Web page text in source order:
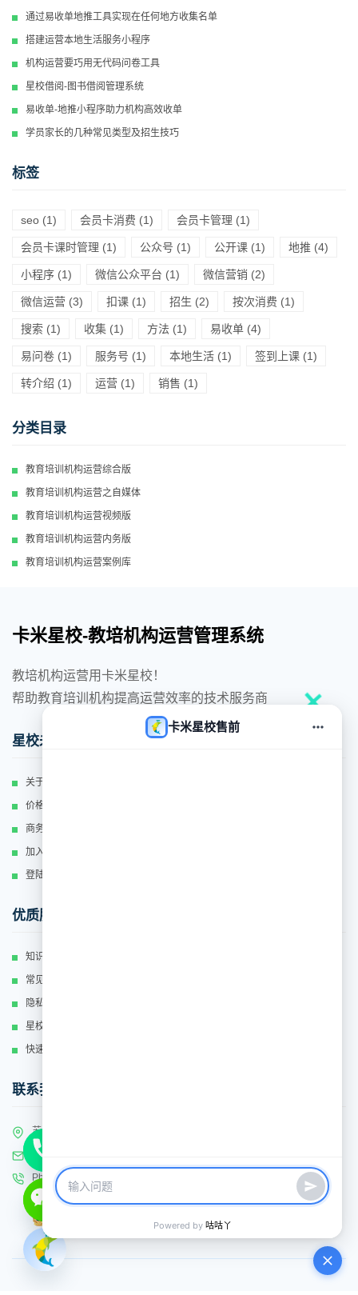
通过易收单地推工具实现在任何地方收集名单
搭建运营本地生活服务小程序
机构运营要巧用无代码问卷工具
星校借阅-图书借阅管理系统
易收单-地推小程序助力机构高效收单
学员家长的几种常见类型及招生技巧
标签
seo (1) 会员卡消费 (1) 会员卡管理 (1)
会员卡课时管理 (1) 公众号 (1) 公开课 (1) 地推 (4)
小程序 (1) 微信公众平台 (1) 微信营销 (2)
微信运营 (3) 扣课 (1) 招生 (2) 按次消费 (1)
搜索 (1) 收集 (1) 方法 (1) 易收单 (4)
易问卷 (1) 服务号 (1) 本地生活 (1) 签到上课 (1)
转介绍 (1) 运营 (1) 销售 (1)
分类目录
教育培训机构运营综合版
教育培训机构运营之自媒体
教育培训机构运营视频版
教育培训机构运营内务版
教育培训机构运营案例库
卡米星校-教培机构运营管理系统
教培机构运营用卡米星校！
帮助教育培训机构提高运营效率的技术服务商
星校未来
关于我们
价格体系
商务合作
加入我们
登陆
优质服务
知识库
常见问题
隐私政策
星校运营
快速联系
联系我们
苏州工业园区新平街388号腾飞科技园12号楼2F
Email: service@kamios.cn
Phone:
©2016-2024 苏州卡米贝比教育科技有限公司
卡米星校售前
Powered by 咕咕丫